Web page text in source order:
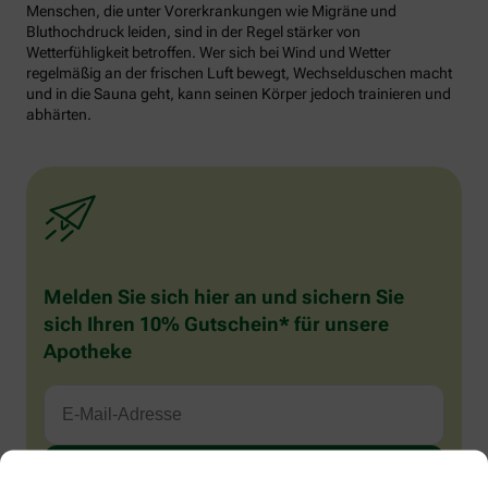
Menschen, die unter Vorerkrankungen wie Migräne und
Bluthochdruck leiden, sind in der Regel stärker von
Wetterfühligkeit betroffen. Wer sich bei Wind und Wetter
regelmäßig an der frischen Luft bewegt, Wechselduschen macht
und in die Sauna geht, kann seinen Körper jedoch trainieren und
abhärten.
Melden Sie sich hier an und sichern Sie
sich Ihren 10% Gutschein* für unsere
Apotheke